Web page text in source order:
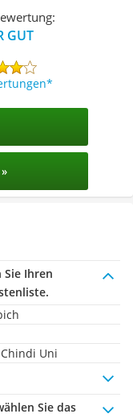
GUT
Sie Ihren
Uni
Sie das